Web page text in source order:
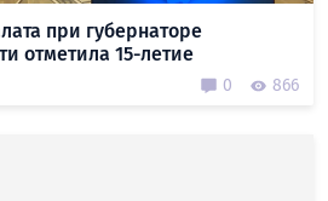
при губернаторе
отметила 15-летие
0 866